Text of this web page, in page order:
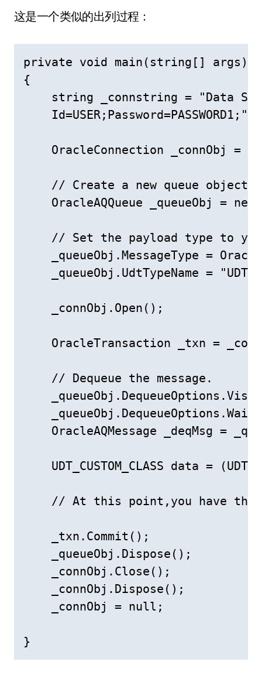
这是一个类似的出列过程：
private void main(string[] args)
{
string _connstring = "Data
    Id=USER;Password=PASSWORD1;";
OracleConnection _connObj =
    // Create a new queue object
OracleAQQueue _queueObj =
// Set the payload type to
_queueObj.MessageType =
_queueObj.UdtTypeName =
    _connObj.Open();
OracleTransaction _txn =
    // Dequeue the message.
_queueObj.DequeueOptions.Wait
OracleAQMessage _deqMsg =
UDT_CUSTOM_CLASS data =
// At this point,you have
    _txn.Commit();
    _queueObj.Dispose();
    _connObj.Close();
    _connObj.Dispose();
    _connObj = null;
}